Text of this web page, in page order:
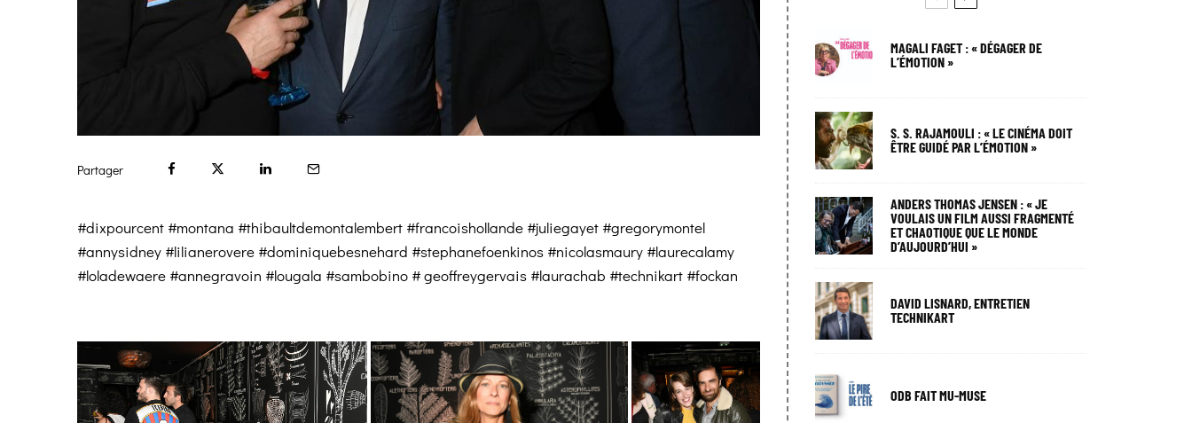
Partager
#dixpourcent #montana #thibaultdemontalembert #francoishollande #juliegayet #gregorymontel
#annysidney #lilianerovere #dominiquebesnehard #stephanefoenkinos #nicolasmaury #laurecalamy
#loladewaere #annegravoin #lougala #sambobino # geoffreygervais #laurachab #technikart #fockan
MAGALI FAGET : « DÉGAGER DE
L’ÉMOTION »
S. S. RAJAMOULI : « LE CINÉMA DOIT
ÊTRE GUIDÉ PAR L’ÉMOTION »
ANDERS THOMAS JENSEN : « JE
VOULAIS UN FILM AUSSI FRAGMENTÉ
ET CHAOTIQUE QUE LE MONDE
D’AUJOURD’HUI »
DAVID LISNARD, ENTRETIEN
TECHNIKART
ODB FAIT MU-MUSE